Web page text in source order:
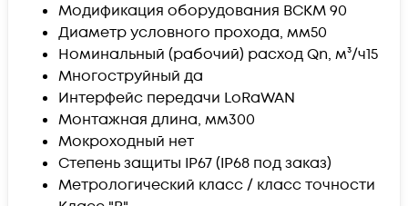
Модификация оборудования ВСКМ 90
Диаметр условного прохода, мм50
Номинальный (рабочий) расход Qn, м³/ч15
Многоструйный да
Интерфейс передачи LoRaWAN
Монтажная длина, мм300
Мокроходный нет
Степень защиты IP67 (IP68 под заказ)
Метрологический класс / класс точности